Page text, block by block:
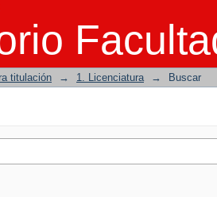
titulación → 1. Licenciatura → Buscar